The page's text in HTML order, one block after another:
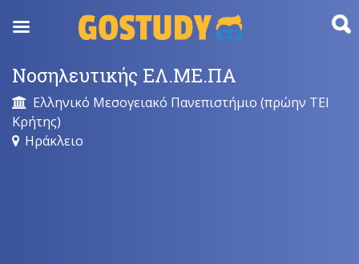
content
Νοσηλευτικής ΕΛ.ΜΕ.ΠΑ
Ελληνικό Μεσογειακό Πανεπιστήμιο (πρώην ΤΕΙ
Κρήτης)
Ηράκλειο